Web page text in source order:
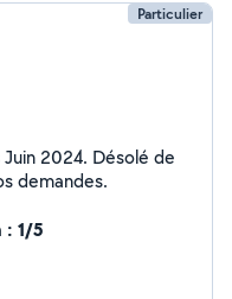
Particulier
2024. Désolé de
demandes.
: 1/5